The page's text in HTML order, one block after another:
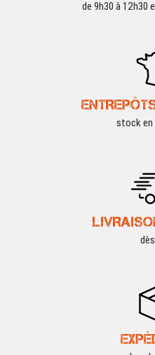
de 9h30 à 12h30
stock en